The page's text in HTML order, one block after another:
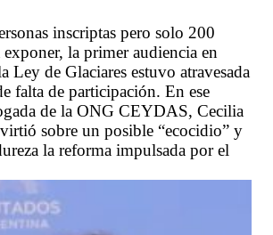
inscriptas pero solo 200
exponer, la primer audiencia en
Ley de Glaciares estuvo atravesada
falta de participación. En ese
de la ONG CEYDAS, Cecilia
sobre un posible “ecocidio” y
la reforma impulsada por el